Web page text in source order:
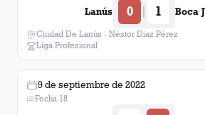
Talleres (Córdoba)
Lanús 0 | 1 Boca
Ciudad De Lanús - Néstor Diaz Pérez
Liga Profesional
9 de septiembre de 2022
Fecha 18